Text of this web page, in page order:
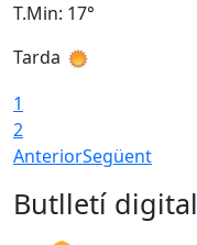
T.Min: 17°
Tarda
1
2
AnteriorSegüent
Butlletí digital